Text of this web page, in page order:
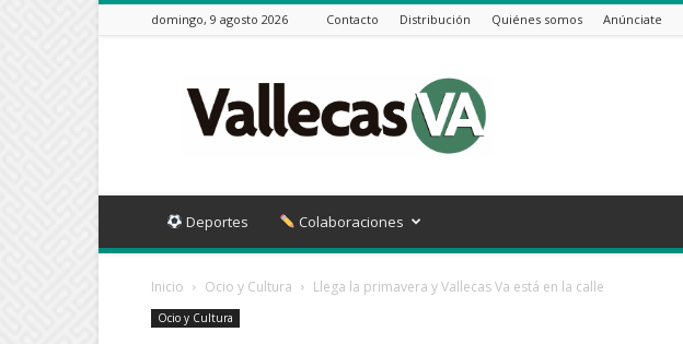
domingo, 9 agosto 2026 Contacto Distribución Quiénes somos Anúnciate
VA
Deportes Colaboraciones
Inicio Ocio y Cultura Llega la primavera y Vallecas Va está en la calle
Ocio y Cultura